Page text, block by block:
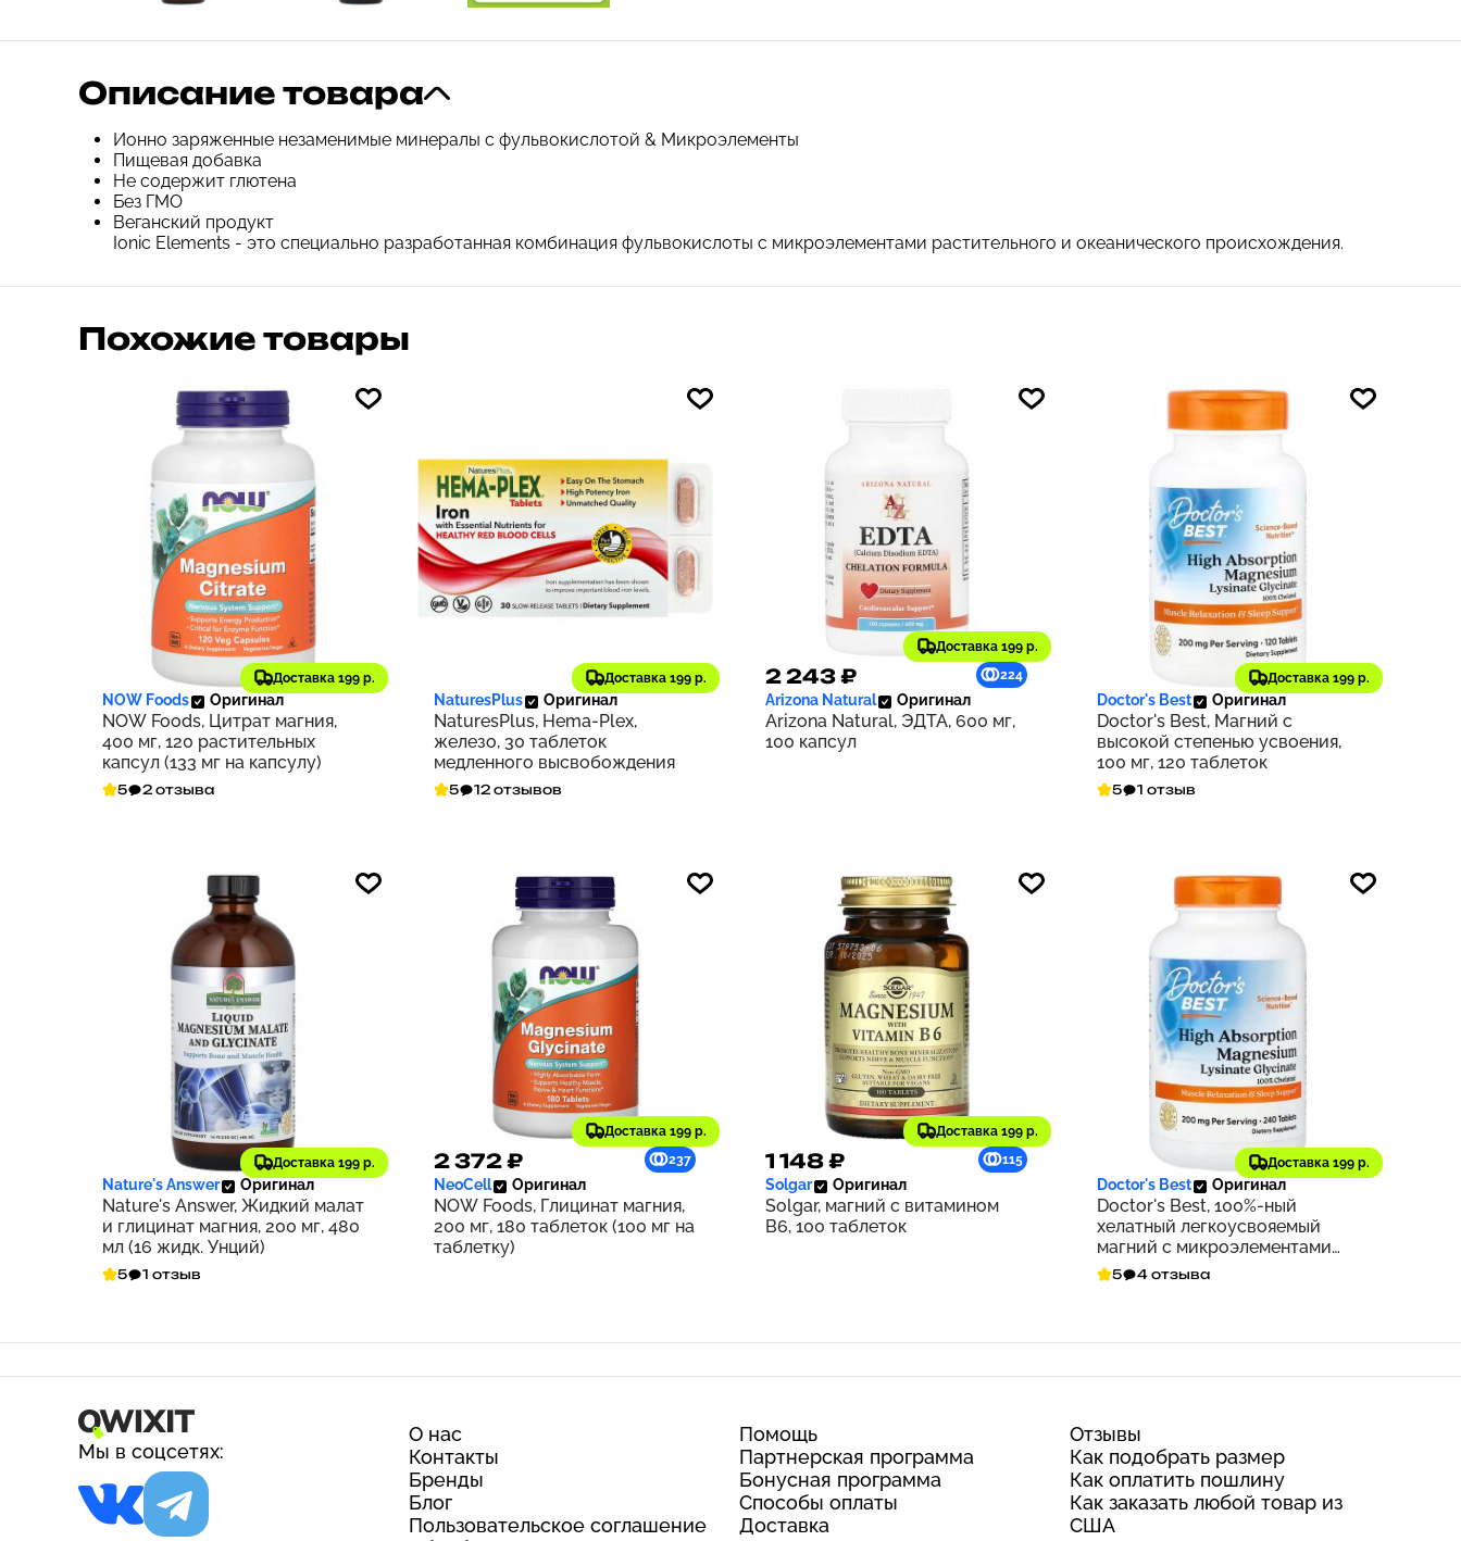
Описание товара
Ионно заряженные незаменимые минералы с фульвокислотой & Микроэлементы
Пищевая добавка
Не содержит глютена
Без ГМО
Веганский продукт
Ionic Elements - это специально разработанная комбинация фульвокислоты с микроэлементами растительного и океанического происхождения.
Похожие товары
Доставка 199 р.
1 585 ₽ 159
NOW Foods Оригинал
NOW Foods, Цитрат магния,
400 мг, 120 растительных
капсул (133 мг на капсулу)
5 2 отзыва
Доставка 199 р.
162
NaturesPlus Оригинал
NaturesPlus, Hema-Plex,
железо, 30 таблеток
медленного высвобождения
5 12 отзывов
Доставка 199 р.
2 243 ₽ 224
Arizona Natural Оригинал
Arizona Natural, ЭДТА, 600 мг,
100 капсул
Доставка 199 р.
178
Doctor's Best Оригинал
Doctor's Best, Магний с
высокой степенью усвоения,
100 мг, 120 таблеток
5 1 отзыв
Доставка 199 р.
2 036 ₽ 204
Nature's Answer Оригинал
Nature's Answer, Жидкий малат
и глицинат магния, 200 мг, 480
мл (16 жидк. Унций)
5 1 отзыв
Доставка 199 р.
2 372 ₽ 237
NeoCell Оригинал
NOW Foods, Глицинат магния,
200 мг, 180 таблеток (100 мг на
таблетку)
Доставка 199 р.
1 148 ₽ 115
Solgar Оригинал
Solgar, магний с витамином
B6, 100 таблеток
Доставка 199 р.
2 849 ₽ 285
Doctor's Best Оригинал
Doctor's Best, 100%-ный
хелатный легкоусвояемый
магний с микроэлементами
Albion, 100 мг, 240 таблеток
5 4 отзыва
Мы в соцсетях:
О нас
Контакты
Бренды
Блог
Пользовательское соглашение
Помощь
Партнерская программа
Бонусная программа
Способы оплаты
Доставка
Отзывы
Как подобрать размер
Как оплатить пошлину
Как заказать любой товар из
США